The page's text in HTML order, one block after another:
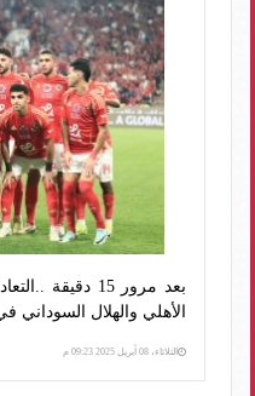
بعد مرور 15
الأهلي والهلال السوداني
الثلاثاء، 08 أبريل 2025 09:23 م